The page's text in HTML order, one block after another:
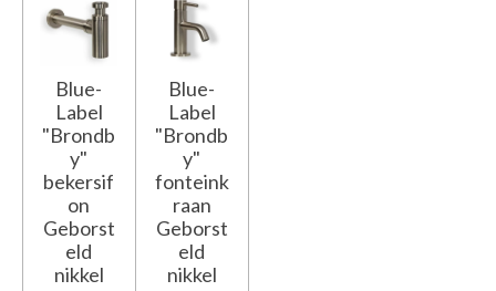
Blue-
Label
"Brondb
y"
bekersif
on
Geborst
eld
nikkel
Blue-
Label
"Brondb
y"
fonteink
raan
Geborst
eld
nikkel